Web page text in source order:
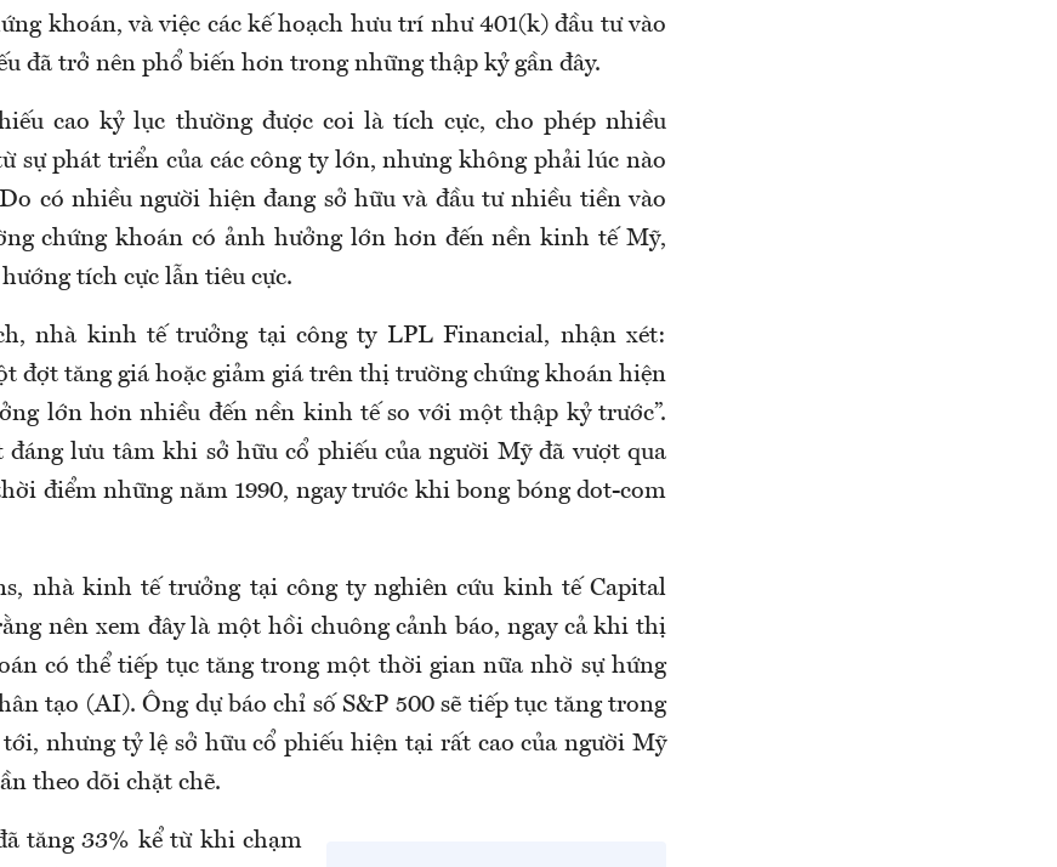
khoán, và việc các kế hoạch hưu trí như 401(k) đầu tư vào
đã trở nên phổ biến hơn trong những thập kỷ gần đây.
cao kỷ lục thường được coi là tích cực, cho phép nhiều
sự phát triển của các công ty lớn, nhưng không phải lúc nào
có nhiều người hiện đang sở hữu và đầu tư nhiều tiền vào
chứng khoán có ảnh hưởng lớn hơn đến nền kinh tế Mỹ,
tích cực lẫn tiêu cực.
nhà kinh tế trưởng tại công ty LPL Financial, nhận xét:
đợt tăng giá hoặc giảm giá trên thị trường chứng khoán hiện
lớn hơn nhiều đến nền kinh tế so với một thập kỷ trước”.
lưu tâm khi sở hữu cổ phiếu của người Mỹ đã vượt qua
điểm những năm 1990, ngay trước khi bong bóng dot-com
nhà kinh tế trưởng tại công ty nghiên cứu kinh tế Capital
nên xem đây là một hồi chuông cảnh báo, ngay cả khi thị
có thể tiếp tục tăng trong một thời gian nữa nhờ sự hứng
tạo (AI). Ông dự báo chỉ số S&P 500 sẽ tiếp tục tăng trong
nhưng tỷ lệ sở hữu cổ phiếu hiện tại rất cao của người Mỹ
theo dõi chặt chẽ.
tăng 33% kể từ khi chạm